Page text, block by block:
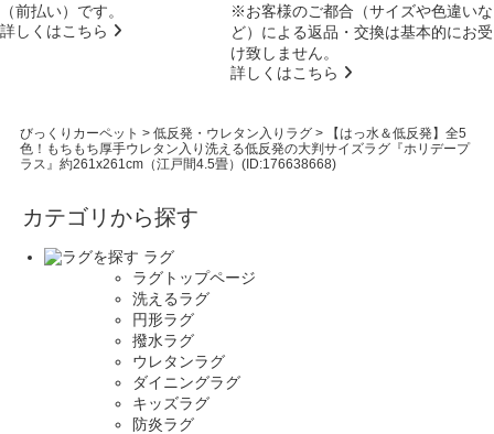
（前払い）です。
詳しくはこちら
※お客様のご都合（サイズや色違いな
ど）による返品・交換は基本的にお受
け致しません。
詳しくはこちら
びっくりカーペット > 低反発・ウレタン入りラグ>
【はっ水＆低反発】全5
色！もちもち厚手ウレタン入り洗える低反発の大判サイズラグ『ホリデープ
ラス』約261x261cm（江戸間4.5畳）(ID:176638668)
カテゴリから探す
ラグ
ラグトップページ
洗えるラグ
円形ラグ
撥水ラグ
ウレタンラグ
ダイニングラグ
キッズラグ
防炎ラグ